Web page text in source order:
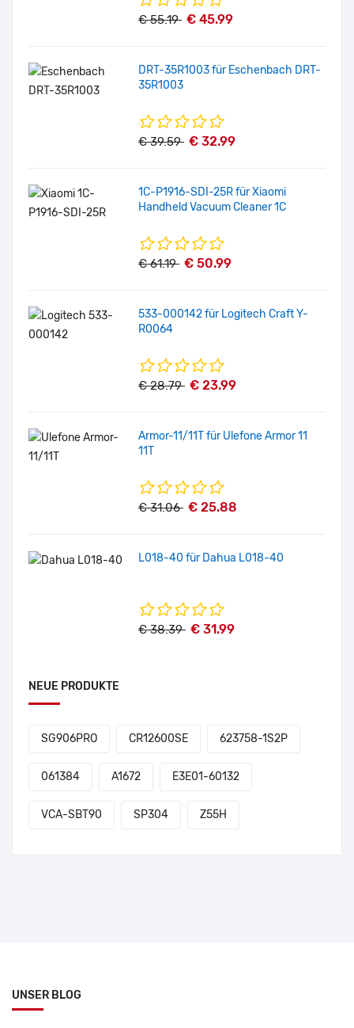
€ 55.19 € 45.99
DRT-35R1003 für Eschenbach DRT-
35R1003
€ 39.59 € 32.99
1C-P1916-SDI-25R für Xiaomi
Handheld Vacuum Cleaner 1C
€ 61.19 € 50.99
533-000142 für Logitech Craft Y-
R0064
€ 28.79 € 23.99
Armor-11/11T für Ulefone Armor 11
11T
€ 31.06 € 25.88
L018-40 für Dahua L018-40
€ 38.39 € 31.99
NEUE PRODUKTE
SG906PRO CR12600SE 623758-1S2P
061384 A1672 E3E01-60132
VCA-SBT90 SP304 Z55H
UNSER BLOG